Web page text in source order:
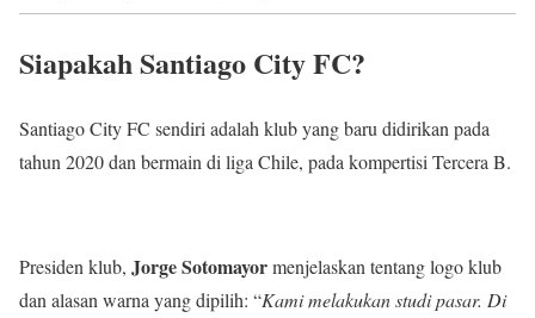
Siapakah Santiago City FC?
Santiago City FC sendiri adalah klub yang baru didirikan pada
tahun 2020 dan bermain di liga Chile, pada kompertisi Tercera B.
Presiden klub, Jorge Sotomayormenjelaskan tentang logo klub
dan alasan warna yang dipilih: “Kami melakukan studi pasar. Di